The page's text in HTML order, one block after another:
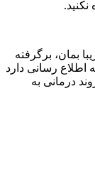
بمان، برگرفته
اطلاع رسانی دارد
درمانی به